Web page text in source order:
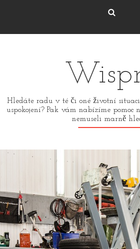
Hledáte radu v té či oné životní
uspokojení? Pak vám nabízíme pomoc
nemuseli marně